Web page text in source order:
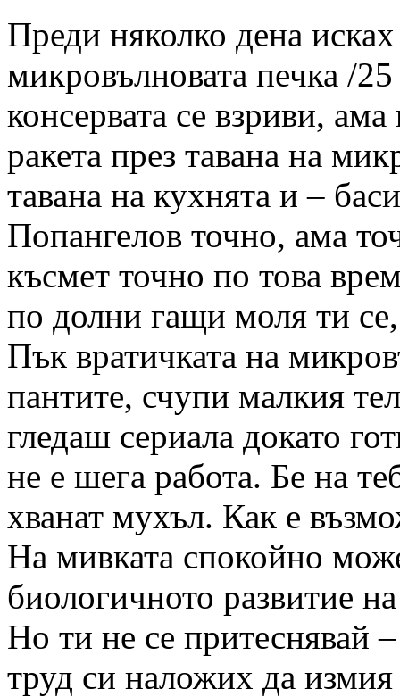
Преди няколко дена
микровълновата печка /
консервата се взриви,
ракета през тавана на
тавана на кухнята и –
Попангелов точно, ама
късмет точно по това
по долни гащи моля ти
Пък вратичката на
пантите, счупи малкия
гледаш сериала докато
не е шега работа. Бе на
хванат мухъл. Как е
На мивката спокойно
биологичното развитие
Но ти не се притеснявай
труд си наложих да